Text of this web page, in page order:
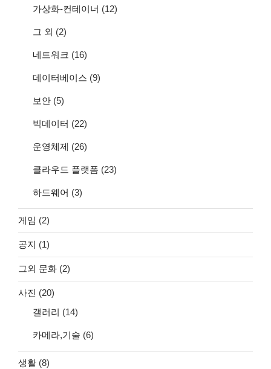
가상화-컨테이너 (12)
그 외 (2)
네트워크 (16)
데이터베이스 (9)
보안 (5)
빅데이터 (22)
운영체제 (26)
클라우드 플랫폼 (23)
하드웨어 (3)
게임 (2)
공지 (1)
그외 문화 (2)
사진 (20)
갤러리 (14)
카메라,기술 (6)
생활 (8)